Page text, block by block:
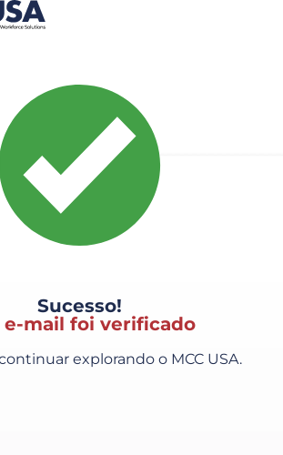
Sucesso!
e-mail foi verificado
explorando o MCC USA.